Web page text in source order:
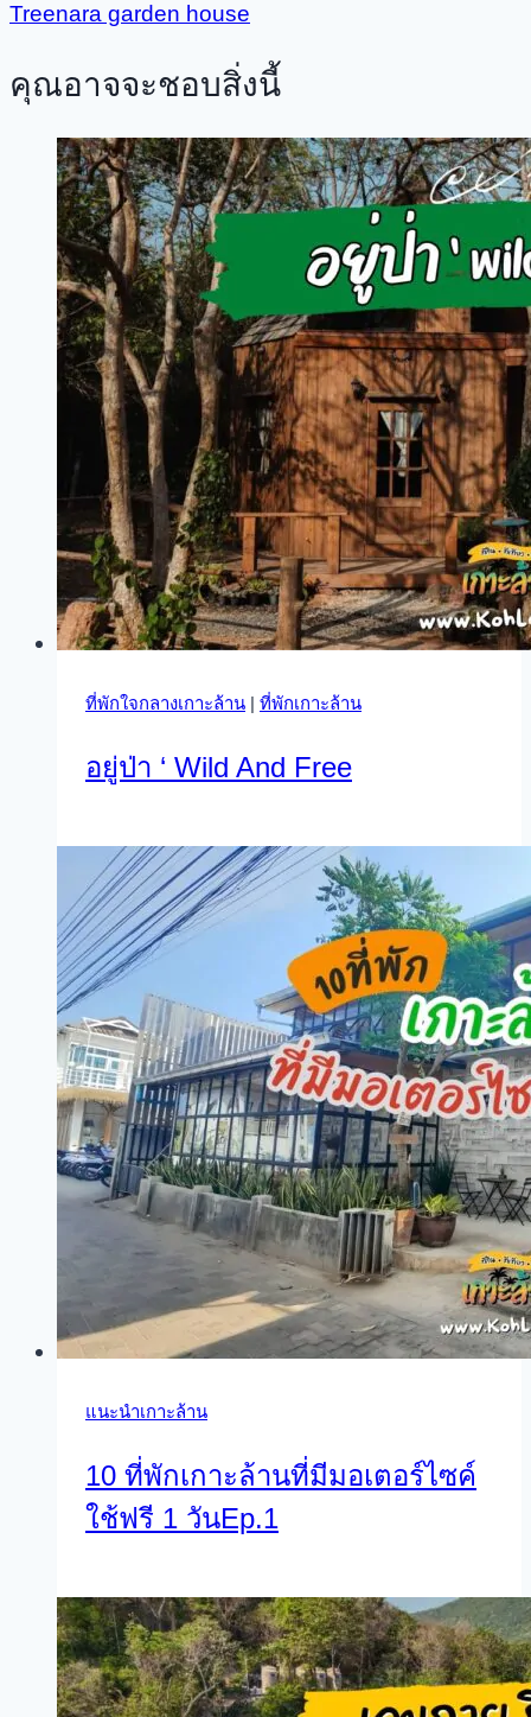
Treenara garden house
คุณอาจจะชอบสิ่งนี้
ที่พักใจกลางเกาะล้าน | ที่พักเกาะล้าน
อยู่ป่า ‘ Wild And Free
แนะนำเกาะล้าน
10 ที่พักเกาะล้านที่มีมอเตอร์ไซค์
ใช้ฟรี 1 วันEp.1